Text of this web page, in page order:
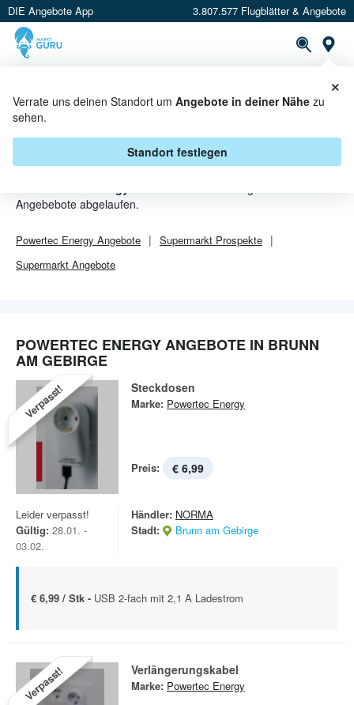
DIE Angebote App 3.807.577 Flugblätter & Angebote
Verrate uns deinen Standort um Angebote in deiner Nähe zu
sehen.
Standort festlegen
×
POWERTEC ENERGY ANGEBOTE
IN BRUNN AM GEBIRGE
Angebebote abgelaufen.
Powertec Energy Angebote Supermarkt Prospekte
Supermarkt Angebote
POWERTEC ENERGY ANGEBOTE IN BRUNN
AM GEBIRGE
Verpasst! Steckdosen
Marke: Powertec Energy
Preis: € 6,99
Leider verpasst!
Gültig: 28.01. -
03.02.
Händler: NORMA
Stadt:
Brunn am Gebirge
€ 6,99 / Stk - USB 2-fach mit 2,1 A Ladestrom
Verpasst! Verlängerungskabel
Marke: Powertec Energy